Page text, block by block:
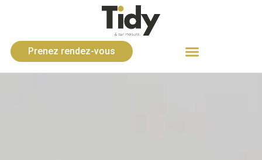
Prenez rendez-vous